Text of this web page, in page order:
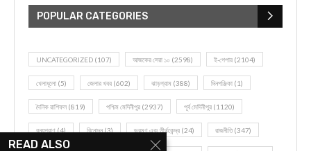
POPULAR CATEGORIES
UNCATEGORIZED (107) আজকের সেরা ১০ (2598) ই-পেপার (2104)
খেলাধূলো (5) জেলার খবর (602) ঝাড়গ্রাম (388) দিনপঞ্জিকা (1)
দৈনিক রাশিফল (819) পশ্চিম মেদিনীপুর (2937) পূর্ব মেদিনীপুর (1120)
বন্যপ্রাণ (4) বিনোদন(3) ভ্রমণ এবং তীর্থকেন্দ্র (24) রাজনীতি(347)
READ ALSO